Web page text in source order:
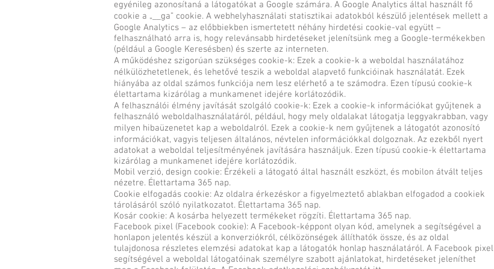
egyénileg azonosítaná a látogatókat a Google számára. A Google Analytics által használt fő
cookie a „__ga” cookie. A webhelyhasználati statisztikai adatokból készülő jelentések mellett a
Google Analytics – az előbbiekben ismertetett néhány hirdetési cookie-val együtt –
felhasználható arra is, hogy relevánsabb hirdetéseket jelenítsünk meg a Google-termékekben
(például a Google Keresésben) és szerte az interneten.
A működéshez szigorúan szükséges cookie-k: Ezek a cookie-k a weboldal használatához
nélkülözhetetlenek, és lehetővé teszik a weboldal alapvető funkcióinak használatát. Ezek
hiányába az oldal számos funkciója nem lesz elérhető a te számodra. Ezen típusú cookie-k
élettartama kizárólag a munkamenet idejére korlátozódik.
A felhasználói élmény javítását szolgáló cookie-k: Ezek a cookie-k információkat gyűjtenek a
felhasználó weboldalhasználatáról, például, hogy mely oldalakat látogatja leggyakrabban, vagy
milyen hibaüzenetet kap a weboldalról. Ezek a cookie-k nem gyűjtenek a látogatót azonosító
információkat, vagyis teljesen általános, névtelen információkkal dolgoznak. Az ezekből nyert
adatokat a weboldal teljesítményének javítására használjuk. Ezen típusú cookie-k élettartama
kizárólag a munkamenet idejére korlátozódik.
Mobil verzió, design cookie: Érzékeli a látogató által használt eszközt, és mobilon átvált teljes
nézetre. Élettartama 365 nap.
Cookie elfogadás cookie: Az oldalra érkezéskor a figyelmeztető ablakban elfogadod a cookiek
tárolásáról szóló nyilatkozatot. Élettartama 365 nap.
Kosár cookie: A kosárba helyezett termékeket rögzíti. Élettartama 365 nap.
Facebook pixel (Facebook cookie): A Facebook-képpont olyan kód, amelynek a segítségével a
honlapon jelentés készül a konverziókról, célközönségek állíthatók össze, és az oldal
tulajdonosa részletes elemzési adatokat kap a látogatók honlap használatáról. A Facebook pixel
segítségével a weboldal látogatóinak személyre szabott ajánlatokat, hirdetéseket jeleníthet